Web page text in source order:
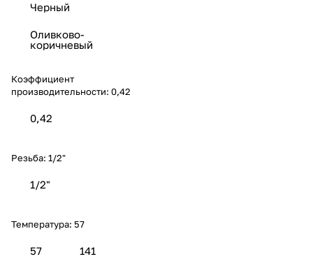
Черный
Оливково-
коричневый
Коэффициент
производительности: 0,42
0,42
Резьба: 1/2"
1/2"
Температура: 57
57 141